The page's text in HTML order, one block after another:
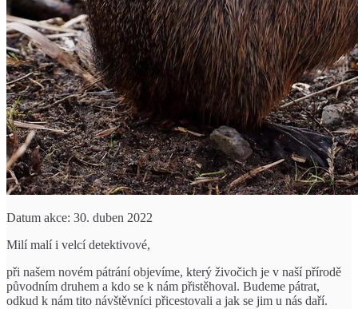
Datum akce: 30. duben 2022
Milí malí i velcí detektivové,
při našem novém pátrání objevíme, který živočich je v naší přírodě
původním druhem a kdo se k nám přistěhoval. Budeme pátrat,
odkud k nám tito návštěvníci přicestovali a jak se jim u nás daří.